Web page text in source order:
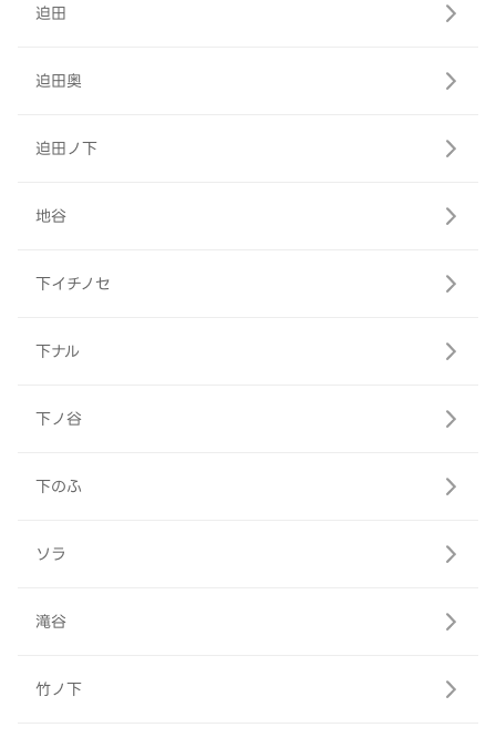
迫田
迫田奥
迫田ノ下
地谷
下イチノセ
下ナル
下ノ谷
下のふ
ソラ
滝谷
竹ノ下